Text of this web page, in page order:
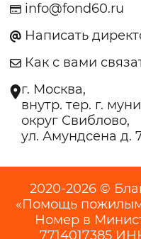
info@fond60.ru
Написать
Как с вами
г. Москва,
внутр. тер. г.
округ Свиблово,
ул. Амундсена д.
2020-2026 ©
«Помощь
Номер в
7714017385